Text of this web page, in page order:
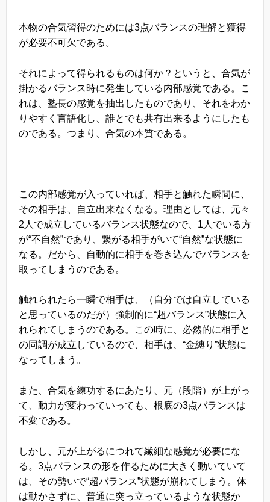
本物の合気習得のためには3点バランスの理解と獲得
が必要不可欠である。
それによって得られるものは何か？というと、合気が
掛かるバランス時に発生している内部感覚である。こ
れは、塾長の感覚を抽出したものであり、それをわか
りやすく言語化し、誰とでも共有出来るようにしたも
のである。つまり、合気の本質である。
この内部感覚が入っていれば、相手と触れた瞬間に、
その相手は、自立出来なくなる。理由としては、元々
2人で成立しているバランス状態なので、1人でいる方
が“不自然”であり、繋がる相手がいて“自然”な状態に
なる。だから、自動的に相手を巻き込んでバランスを
取ってしまうのである。
触れられたら一瞬で相手は、（自分では自立している
と思っているのだが）強制的に“超バランス”状態に入
れられてしまうのである。この時に、必然的に相手と
の同調が成立しているので、相手は、“金縛り”状態に
なってしまう。
また、合気を練功するにあたり、元（段階）が上がっ
て、動力が変わっていっても、根底の3点バランスは
不変である。
しかし、元が上がるにつれて繊細な感覚が必要にな
る。3点バランスの形を作るために大きく動いていて
は、その勢いで“超バランス”状態が崩れてしまう。体
は動かさずに、普通に突っ立っているような状態か